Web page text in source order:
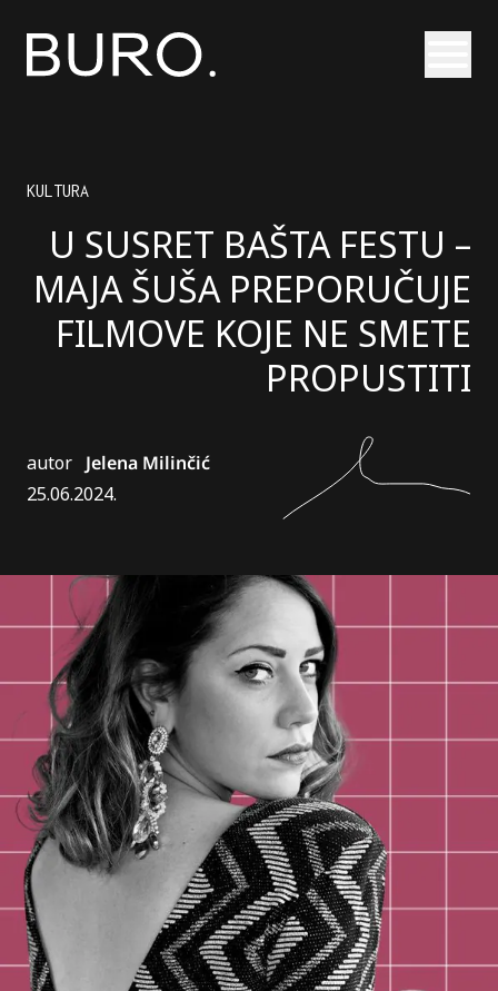
KULTURA
U SUSRET BAŠTA FESTU –
MAJA ŠUŠA PREPORUČUJE
FILMOVE KOJE NE SMETE
PROPUSTITI
autor Jelena Milinčić
25.06.2024.